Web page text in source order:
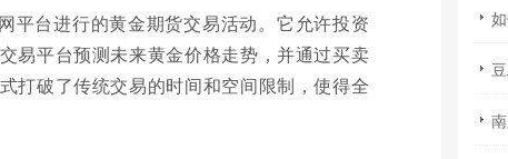
平台进行的黄金期货交易活动。它允许投资
易平台预测未来黄金价格走势，并通过买卖
打破了传统交易的时间和空间限制，使得全